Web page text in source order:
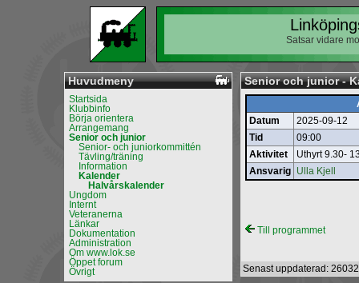
Satsar vidare
Huvudmeny
Startsida
Klubbinfo
Börja orientera
Arrangemang
Senior och junior
Senior- och juniorkommittén
Tävling/träning
Information
Kalender
Halvårskalender
Ungdom
Internt
Veteranerna
Länkar
Dokumentation
Administration
Om www.lok.se
Öppet forum
Övrigt
Senior och junior -
Datum
2025-09-12
Tid
09:00
Aktivitet
Uthyrt 9.30-
Ansvarig Ulla Kjell
Till programmet
Senast uppdaterad: